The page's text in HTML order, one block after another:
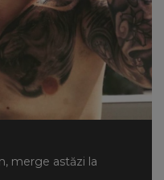
merge astăzi la